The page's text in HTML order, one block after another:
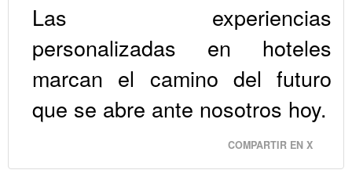
Las experiencias
personalizadas en hoteles
marcan el camino del futuro
que se abre ante nosotros hoy.
COMPARTIR EN X